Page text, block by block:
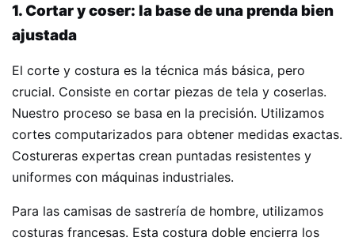
1. Cortar y coser: la base de una prenda bien
ajustada
El corte y costura es la técnica más básica, pero
crucial. Consiste en cortar piezas de tela y coserlas.
Nuestro proceso se basa en la precisión. Utilizamos
cortes computarizados para obtener medidas exactas.
Costureras expertas crean puntadas resistentes y
uniformes con máquinas industriales.
Para las camisas de sastrería de hombre, utilizamos
costuras francesas. Esta costura doble encierra los